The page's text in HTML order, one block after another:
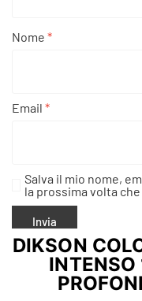
Nome *
Email *
Salva il mio nome,
la prossima volta
DIKSON
INTENSO